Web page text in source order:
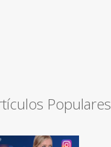
Populares